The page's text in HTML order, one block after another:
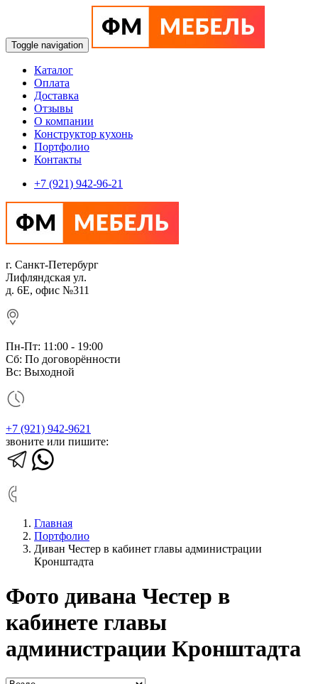
Toggle navigation
Каталог
Оплата
Доставка
Отзывы
О компании
Конструктор кухонь
Портфолио
Контакты
+7 (921) 942-96-21
г. Санкт-Петербург
Лифляндская ул.
д. 6Е, офис №311
Пн-Пт: 11:00 - 19:00
Сб: По договорённости
Вс: Выходной
+7 (921) 942-9621
звоните или пишите:
Главная
Портфолио
Диван Честер в кабинет главы администрации
Кронштадта
Фото дивана Честер в
кабинете главы
администрации Кронштадта